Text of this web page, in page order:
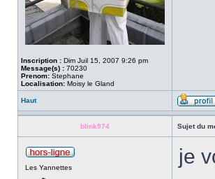
Inscription : Dim Juil 15, 2007 9:26 pm
Message(s) : 70230
Prenom: Stephane
Localisation: Moisy le Gland
Haut
blink974 Sujet du
Les Yannettes je